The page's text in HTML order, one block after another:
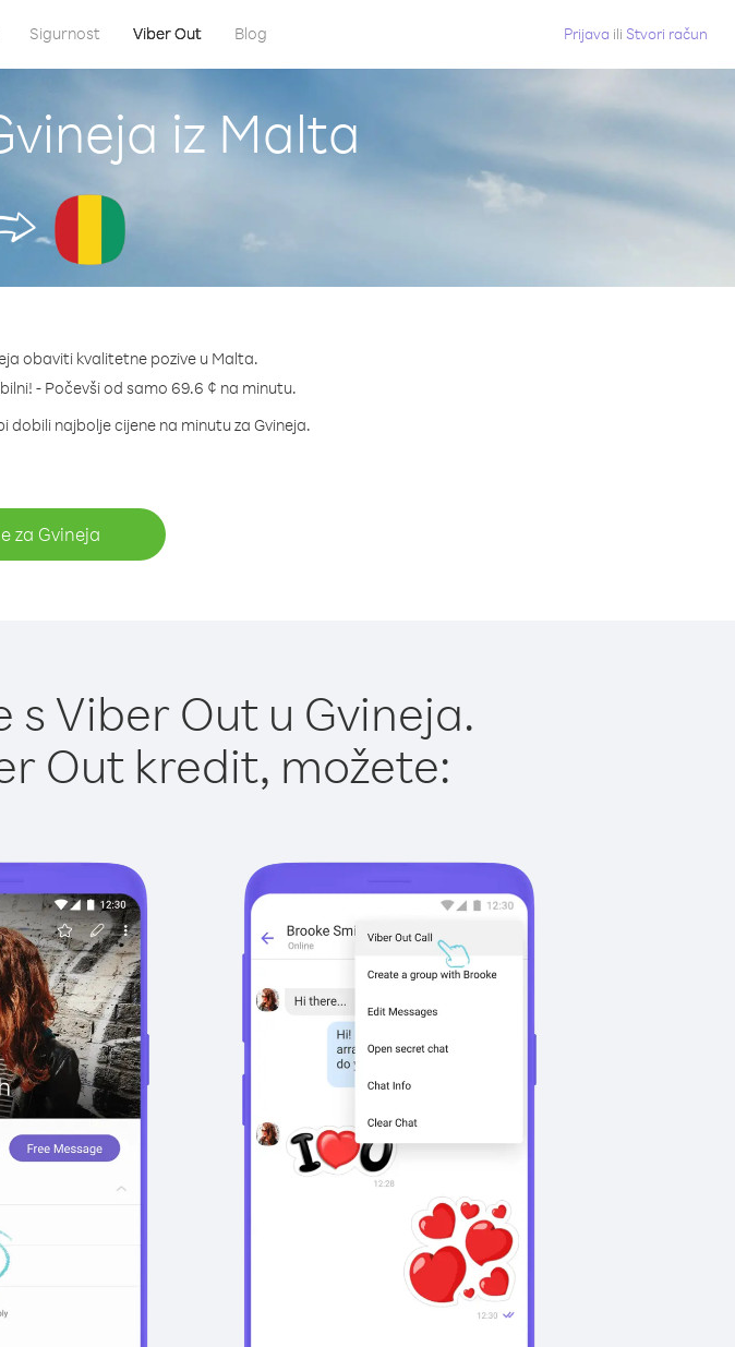
Sigurnost Viber Out Blog Prijava ili Stvori račun
iz Malta
obaviti kvalitetne pozive u Malta.
- Počevši od samo 69.6 ¢ na minutu.
najbolje cijene na minutu za Gvineja.
za Gvineja
Viber Out u Gvineja.
Out kredit, možete: